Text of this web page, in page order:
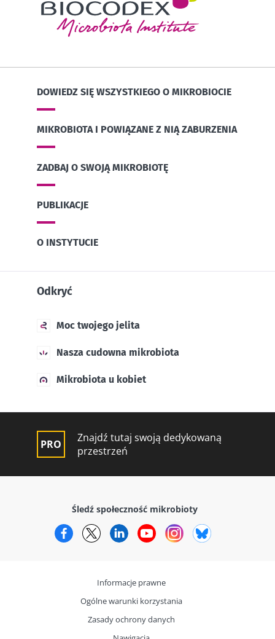
DOWIEDZ SIĘ WSZYSTKIEGO O MIKROBIOCIE
MIKROBIOTA I POWIĄZANE Z NIĄ ZABURZENIA
ZADBAJ O SWOJĄ MIKROBIOTĘ
PUBLIKACJE
O INSTYTUCIE
Odkryć
Moc twojego jelita
Nasza cudowna mikrobiota
Mikrobiota u kobiet
Znajdź tutaj swoją dedykowaną
przestrzeń
Śledź społeczność mikrobioty
FacebookTwitterLinkedInYouTubeInstagram
Informacje prawne
Ogólne warunki korzystania
Zasady ochrony danych